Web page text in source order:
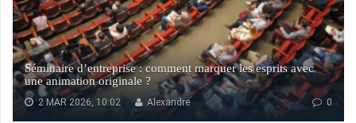
Séminaire d’entreprise : comment marquer les esprits avec
une animation originale ?
2 MAR 2026, 10:02 0
Alexandre